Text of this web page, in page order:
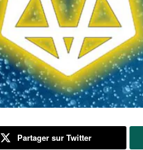
Partager sur Twitter